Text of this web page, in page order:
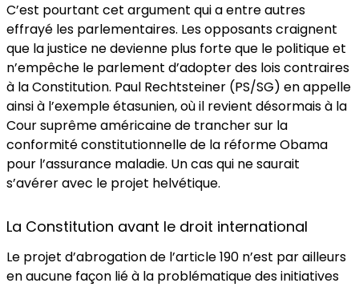
C’est pourtant cet argument qui a entre autres
effrayé les parlementaires. Les opposants craignent
que la justice ne devienne plus forte que le politique et
n’empêche le parlement d’adopter des lois contraires
à la Constitution. Paul Rechtsteiner (PS/SG) en appelle
ainsi à l’exemple étasunien, où il revient désormais à la
Cour suprême américaine de trancher sur la
conformité constitutionnelle de la réforme Obama
pour l’assurance maladie. Un cas qui ne saurait
s’avérer avec le projet helvétique.
La Constitution avant le droit international
Le projet d’abrogation de l’article 190 n’est par ailleurs
en aucune façon lié à la problématique des initiatives